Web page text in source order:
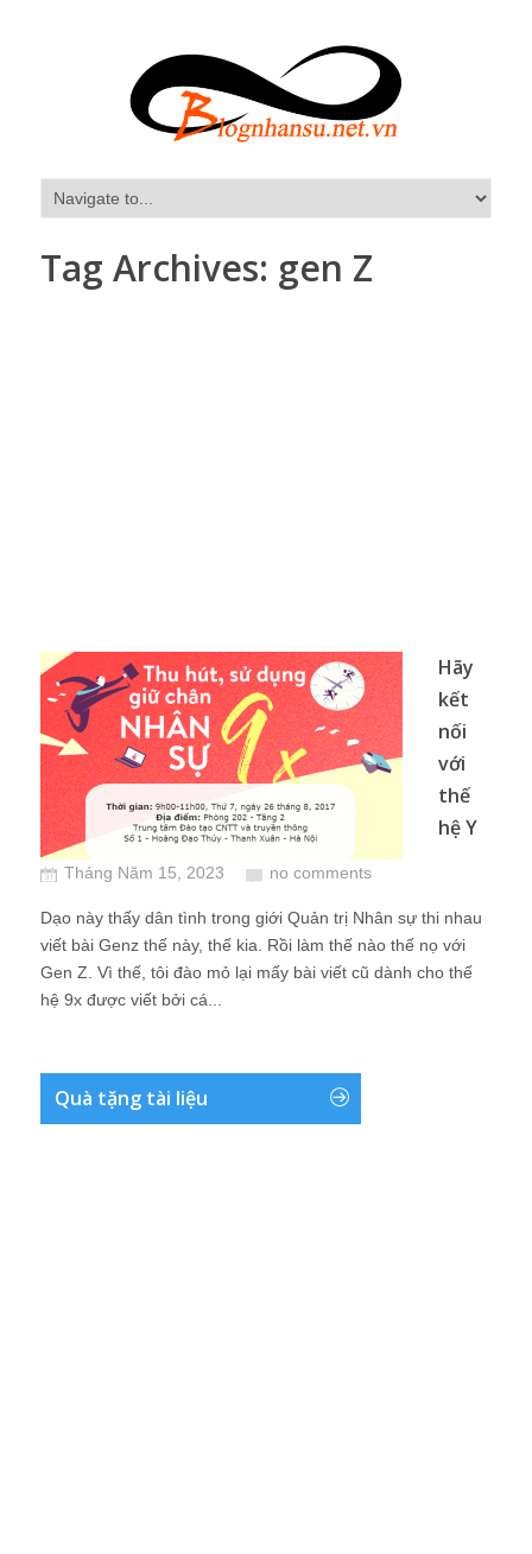
Tag Archives: gen Z
Hãy
kết
nối
với
thế
hệ Y
Tháng Năm 15, 2023 no comments
Dạo này thấy dân tình trong giới Quản trị Nhân sự thi nhau
viết bài Genz thế này, thế kia. Rồi làm thế nào thế nọ với
Gen Z. Vì thế, tôi đào mỏ lại mấy bài viết cũ dành cho thế
hệ 9x được viết bởi cá...
Quà tặng tài liệu